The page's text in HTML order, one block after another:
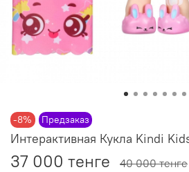
-8% Предзаказ
Интерактивная Кукла Kindi
37 000 тенге 40 000 тенге